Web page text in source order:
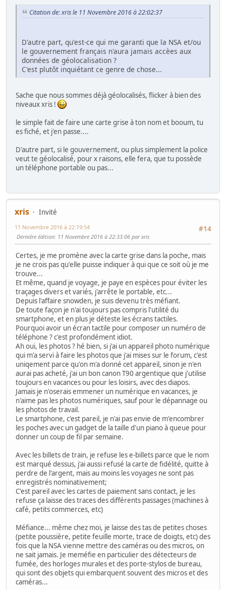
Citation de: xris le 11 Novembre 2016 à 22:02:37
D'autre part, qu'est-ce qui me garanti que la NSA et/ou
le gouvernement français n'aura jamais accèes aux
données de géolocalisation ?
C'est plutôt inquiétant ce genre de chose...
Sache que nous sommes déjà géolocalisés, flicker à bien des
niveaux xris !
le simple fait de faire une carte grise à ton nom et booum, tu
es fiché, et j'en passe....
D'autre part, si le gouvernement, ou plus simplement la police
veut te géolocalisé, pour x raisons, elle fera, que tu possède
un téléphone portable ou pas...
xris
Invité
#14
11 Novembre 2016 à 22:19:54
Dernière édition: 11 Novembre 2016 à 22:33:06 par xris
Certes, je me promène avec la carte grise dans la poche, mais
je ne crois pas qu'elle puisse indiquer à qui que ce soit où je me
trouve...
Et même, quand je voyage, je paye en espèces pour éviter les
traçages divers et variés, j'arrête le portable, etc...
Depuis l'affaire snowden, je suis devenu très méfiant.
De toute façon je n'ai toujours pas compris l'utilité du
smartphone, et en plus je déteste les écrans tactiles.
Pourquoi avoir un écran tactile pour composer un numéro de
téléphone ? c'est profondément idiot.
Ah oui, les photos ? hé bien, si j'ai un appareil photo numérique
qui m'a servi à faire les photos que j'ai mises sur le forum, c'est
uniqement parce qu'on m'a donné cet appareil, sinon je n'en
aurai pas acheté, j'ai un bon canon T90 argentique que j'utilise
toujours en vacances ou pour les loisirs, avec des diapos.
Jamais je n'oserais emmener un numérique en vacances, je
n'aime pas les photos numériques, sauf pour le dépannage ou
les photos de travail.
Le smartphone, c'est pareil, je n'ai pas envie de m'encombrer
les poches avec un gadget de la taille d'un piano à queue pour
donner un coup de fil par semaine.
Avec les billets de train, je refuse les e-billets parce que le nom
est marqué dessus, j'ai aussi refusé la carte de fidélité, quitte à
perdre de l'argent, mais au moins les voyages ne sont pas
enregistrés nominativement;
C'est pareil avec les cartes de paiement sans contact, je les
refuse ça laisse des traces des différents passages (machines à
café, petits commerces, etc)
Méfiance... même chez moi, je laisse des tas de petites choses
(petite poussière, petite feuille morte, trace de doigts, etc) des
fois que la NSA vienne mettre des caméras ou des micros, on
ne sait jamais. Je meméfie en particulier des détecteurs de
fumée, des horloges murales et des porte-stylos de bureau,
qui sont des objets qui embarquent souvent des micros et des
caméras...